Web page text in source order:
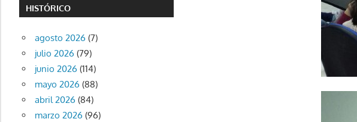
HISTÓRICO
agosto 2026 (7)
julio 2026 (79)
junio 2026 (114)
mayo 2026 (88)
abril 2026 (84)
marzo 2026 (96)